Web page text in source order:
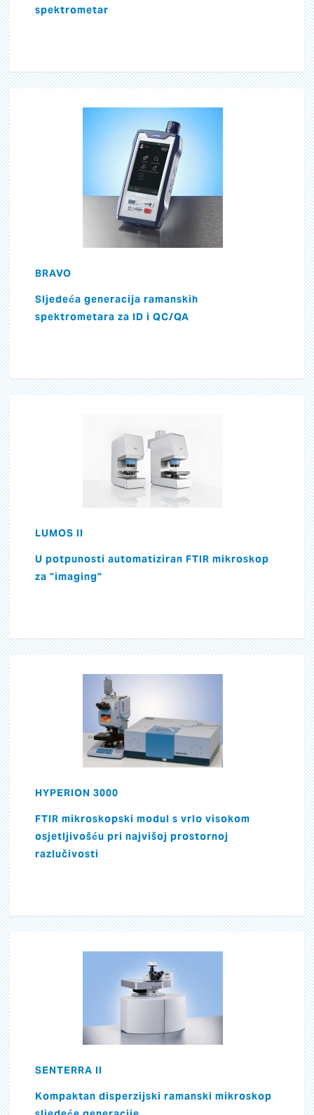
spektrometar
BRAVO
Sljedeća generacija ramanskih
spektrometara za ID i QC/QA
LUMOS II
U potpunosti automatiziran FTIR mikroskop
za "imaging"
HYPERION 3000
FTIR mikroskopski modul s vrlo visokom
osjetljivošću pri najvišoj prostornoj
razlučivosti
SENTERRA II
Kompaktan disperzijski ramanski mikroskop